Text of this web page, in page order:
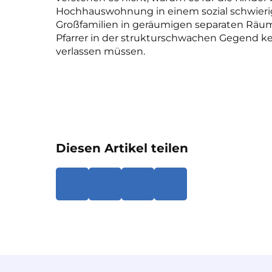
Hochhauswohnung in einem sozial
Großfamilien in geräumigen separaten
Pfarrer in der strukturschwachen Gegend
verlassen müssen.
Diesen Artikel teilen